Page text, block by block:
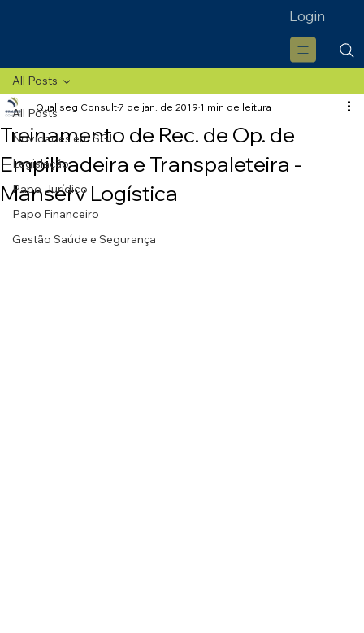
Login
All Posts
Novidades em SGI
Legislação
Papo Jurídico
Papo Financeiro
Gestão Saúde e Segurança
All Posts
Treinamento de Rec. de Op. de
Empilhadeira e Transpaleteira -
Manserv Logística
Qualiseg Consult7 de jan. de 2019 1 min de leitura